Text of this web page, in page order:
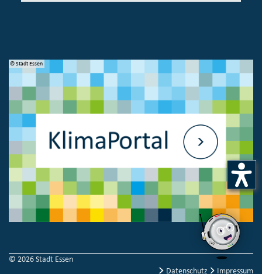
© Stadt Essen
© 2026 Stadt Essen
Datenschutz
Impressum